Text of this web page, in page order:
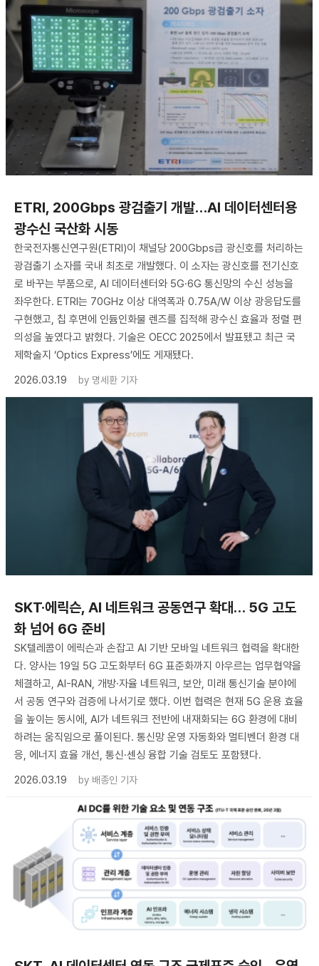
ETRI, 200Gbps 광검출기 개발…AI 데이터센터용
광수신 국산화 시동
한국전자통신연구원(ETRI)이 채널당 200Gbps급 광신호를 처리하는
광검출기 소자를 국내 최초로 개발했다. 이 소자는 광신호를 전기신호
로 바꾸는 부품으로, AI 데이터센터와 5G·6G 통신망의 수신 성능을
좌우한다. ETRI는 70GHz 이상 대역폭과 0.75A/W 이상 광응답도를
구현했고, 칩 후면에 인듐인화물 렌즈를 집적해 광수신 효율과 정렬 편
의성을 높였다고 밝혔다. 기술은 OECC 2025에서 발표됐고 최근 국
제학술지 ‘Optics Express’에도 게재됐다.
2026.03.19
by 명세환 기자
SKT·에릭슨, AI 네트워크 공동연구 확대… 5G 고도
화 넘어 6G 준비
SK텔레콤이 에릭슨과 손잡고 AI 기반 모바일 네트워크 협력을 확대한
다. 양사는 19일 5G 고도화부터 6G 표준화까지 아우르는 업무협약을
체결하고, AI-RAN, 개방·자율 네트워크, 보안, 미래 통신기술 분야에
서 공동 연구와 검증에 나서기로 했다. 이번 협력은 현재 5G 운용 효율
을 높이는 동시에, AI가 네트워크 전반에 내재화되는 6G 환경에 대비
하려는 움직임으로 풀이된다. 통신망 운영 자동화와 멀티벤더 환경 대
응, 에너지 효율 개선, 통신·센싱 융합 기술 검토도 포함됐다.
2026.03.19
by 배종인 기자